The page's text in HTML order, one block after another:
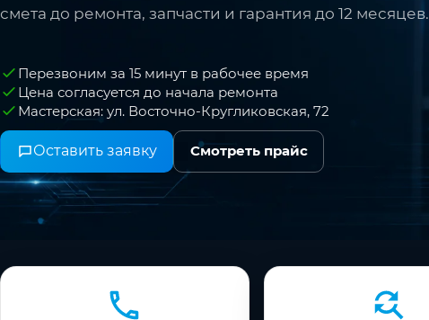
смета до ремонта, запчасти и гарантия до 12 месяцев.
Перезвоним за 15 минут в рабочее время
Цена согласуется до начала ремонта
Мастерская: ул. Восточно-Кругликовская, 72
Оставить заявку Смотреть прайс